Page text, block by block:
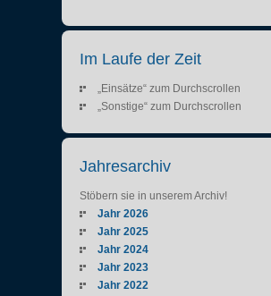
Im Laufe der Zeit
„Einsätze“ zum Durchscrollen
„Sonstige“ zum Durchscrollen
Jahresarchiv
Stöbern sie in unserem Archiv!
Jahr 2026
Jahr 2025
Jahr 2024
Jahr 2023
Jahr 2022